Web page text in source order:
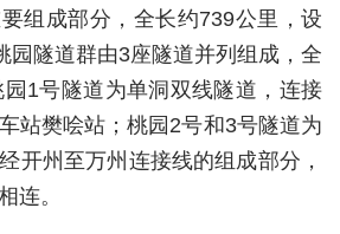
要组成部分，全长约739公里，设
园隧道群由3座隧道并列组成，全
1号隧道为单洞双线隧道，连接
站樊哙站；桃园2号和3号隧道为
开州至万州连接线的组成部分，
连。